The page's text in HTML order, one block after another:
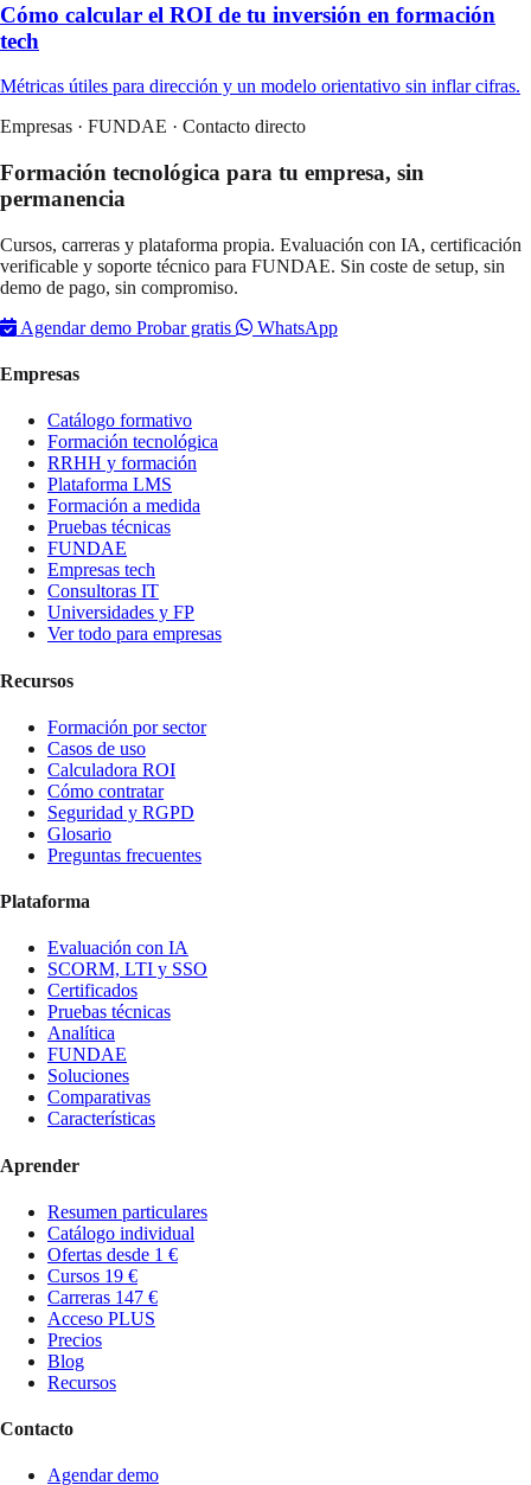
Cómo calcular el ROI de tu inversión en formación
tech
Métricas útiles para dirección y un modelo orientativo sin inflar cifras.
Empresas · FUNDAE · Contacto directo
Formación tecnológica para tu empresa, sin
permanencia
Cursos, carreras y plataforma propia. Evaluación con IA, certificación
verificable y soporte técnico para FUNDAE. Sin coste de setup, sin
demo de pago, sin compromiso.
Agendar demo Probar gratis WhatsApp
Empresas
Catálogo formativo
Formación tecnológica
RRHH y formación
Plataforma LMS
Formación a medida
Pruebas técnicas
FUNDAE
Empresas tech
Consultoras IT
Universidades y FP
Ver todo para empresas
Recursos
Formación por sector
Casos de uso
Calculadora ROI
Cómo contratar
Seguridad y RGPD
Glosario
Preguntas frecuentes
Plataforma
Evaluación con IA
SCORM, LTI y SSO
Certificados
Pruebas técnicas
Analítica
FUNDAE
Soluciones
Comparativas
Características
Aprender
Resumen particulares
Catálogo individual
Ofertas desde 1 €
Cursos 19 €
Carreras 147 €
Acceso PLUS
Precios
Blog
Recursos
Contacto
Agendar demo